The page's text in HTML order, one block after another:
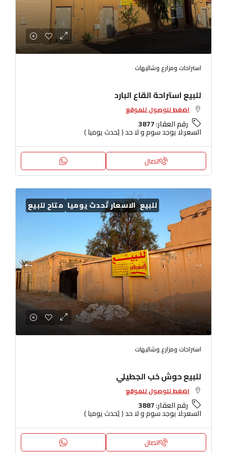
استراحات ومزارع وشاليهات
للبيع استراحة القاع البارد
اضغط للوصول للموقع
رقم العقار:3877
السعر:لا يوجد سوم و لا حد ( يُحدث يوميا )
اتصال
للبيع الاسعار تُحدث يوميا متاح للبيع
استراحات ومزارع وشاليهات
للبيع حوش خب الجطيلي
اضغط للوصول للموقع
رقم العقار:3887
السعر:لا يوجد سوم و لا حد ( يُحدث يوميا )
اتصال